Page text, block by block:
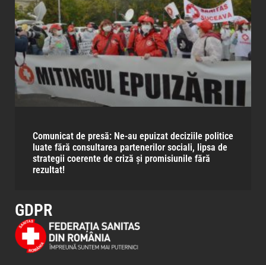
Comunicat de presă: Ne-au epuizat deciziile politice
luate fără consultarea partenerilor sociali, lipsa de
strategii coerente de criză și promisiunile fără
rezultat!
GDPR